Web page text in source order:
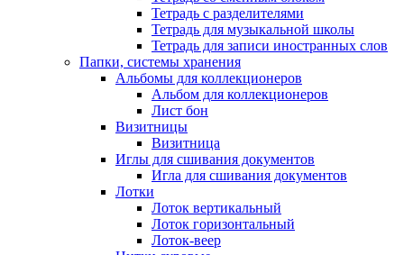
Тетрадь с разделителями
Тетрадь для музыкальной школы
Тетрадь для записи иностранных слов
Папки, системы хранения
Альбомы для коллекционеров
Альбом для коллекционеров
Лист бон
Визитницы
Визитница
Иглы для сшивания документов
Игла для сшивания документов
Лотки
Лоток вертикальный
Лоток горизонтальный
Лоток-веер